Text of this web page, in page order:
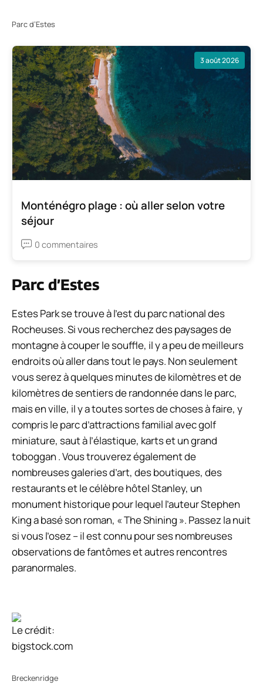
Parc d’Estes
3 août 2026
Monténégro plage : où aller selon votre
séjour
0 commentaires
Parc d’Estes
Estes Park se trouve à l’est du parc national des
Rocheuses. Si vous recherchez des paysages de
montagne à couper le souffle, il y a peu de meilleurs
endroits où aller dans tout le pays. Non seulement
vous serez à quelques minutes de kilomètres et de
kilomètres de sentiers de randonnée dans le parc,
mais en ville, il y a toutes sortes de choses à faire, y
compris le parc d’attractions familial avec golf
miniature, saut à l’élastique, karts et un grand
toboggan . Vous trouverez également de
nombreuses galeries d’art, des boutiques, des
restaurants et le célèbre hôtel Stanley, un
monument historique pour lequel l’auteur Stephen
King a basé son roman, « The Shining ». Passez la nuit
si vous l’osez – il est connu pour ses nombreuses
observations de fantômes et autres rencontres
paranormales.
Le crédit:
bigstock.com
Breckenridge